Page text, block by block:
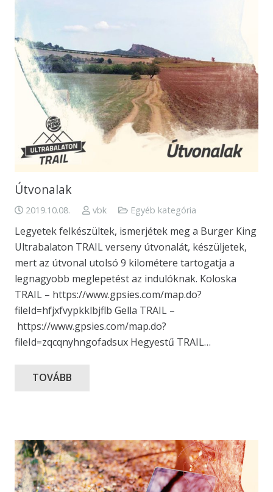
Útvonalak
2019.10.08. vbk Egyéb kategória
Legyetek felkészültek, ismerjétek meg a Burger King
Ultrabalaton TRAIL verseny útvonalát, készüljetek,
mert az útvonal utolsó 9 kilométere tartogatja a
legnagyobb meglepetést az indulóknak. Koloska
TRAIL – https://www.gpsies.com/map.do?
fileId=hfjxfvypkklbjflb Gella TRAIL –
https://www.gpsies.com/map.do?
fileId=zqcqnyhngofadsux Hegyestű TRAIL…
TOVÁBB